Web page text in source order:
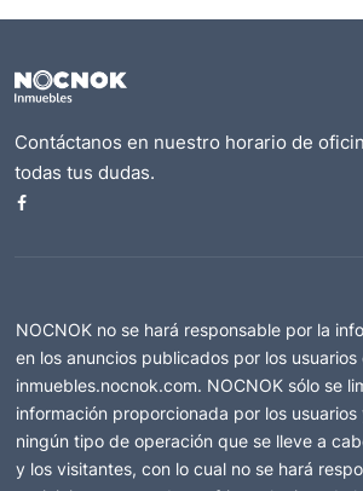
Contáctanos en nuestro horario de
todas tus dudas.
NOCNOK no se hará responsable por la
en los anuncios publicados por los usuarios
inmuebles.nocnok.com. NOCNOK sólo se
información proporcionada por los
ningún tipo de operación que se lleve a
y los visitantes, con lo cual no se hará